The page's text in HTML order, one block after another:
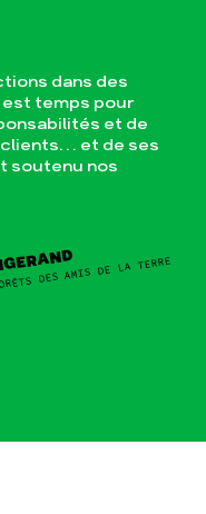
dans des
temps pour
et de
et de ses
soutenu nos
DES AMIS DE LA TERRE